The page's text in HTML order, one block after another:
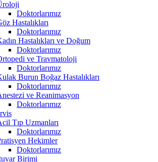
Doktorlarımız
Hastalıkları
Doktorlarımız
Hastalıkları ve Doğum
Doktorlarımız
ve Travmatoloji
Doktorlarımız
Burun Boğaz Hastalıkları
Doktorlarımız
ve Reanimasyon
Doktorlarımız
Tıp Uzmanları
Doktorlarımız
Hekimler
Doktorlarımız
Birimi